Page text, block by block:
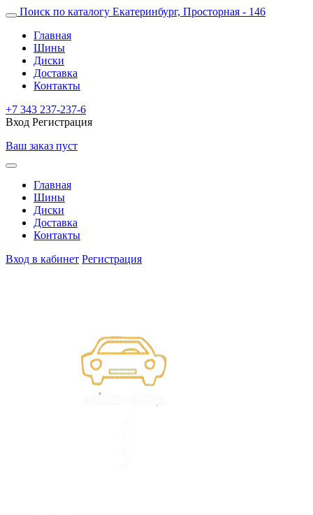
Поиск по каталогу Екатеринбург, Просторная - 146
Главная
Шины
Диски
Доставка
Контакты
+7 343 237-237-6
Вход Регистрация
Ваш заказ пуст
Главная
Шины
Диски
Доставка
Контакты
Вход в кабинет Регистрация